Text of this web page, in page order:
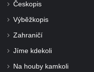
Českopis
Výběžkopis
Zahraničí
Jíme kdekoli
Na houby kamkoli